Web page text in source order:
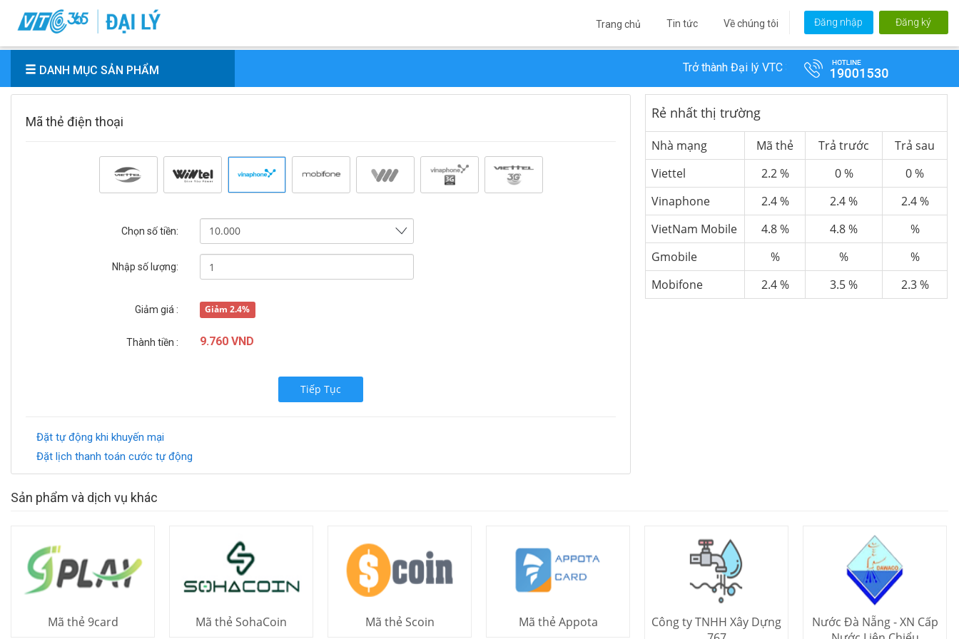
Đăng nhập Đăng ký
Trang chủ Tin tức Về chúng tôi
DANH MỤC SẢN PHẨM Trở thành Đại lý VTC 365 để hưởng chiết khấu bán hàng
Mã thẻ điện thoại
Chọn số tiền:
Nhập số lượng:
Giảm giá : Giảm 2.4%
Thành tiền : 9.760 VND
Tiếp Tục
Đặt tự động khi khuyến mại
Đặt lịch thanh toán cước tự động
Rẻ nhất thị trường
Nhà mạng Mã thẻ Trả trước
Trả sau
Viettel
2.2 % 0 %
0 %
Vinaphone
2.4 % 2.4 %
2.4 %
VietNam Mobile
4.8 % 4.8 %
%
Gmobile
% %
%
Mobifone
2.4 % 3.5 % 2.3 %
Sản phẩm và dịch vụ khác
Mã thẻ 9card Mã thẻ SohaCoin Mã thẻ Scoin Mã thẻ Appota
Công ty TNHH Xây Dựng
Nước Đà Nẵng - XN Cấp